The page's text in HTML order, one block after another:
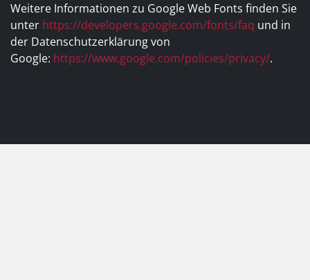
Weitere Informationen zu Google Web Fonts finden Sie
unter https://developers.google.com/fonts/faq und in
der Datenschutzerklärung von
Google: https://www.google.com/policies/privacy/.